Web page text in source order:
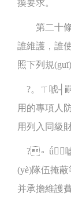
換要求。
第二十條人
誰維護，誰使
照下列規
?。ㄒ
用的專項人防
用列入同級財
?。ǘ┯嘘
(yè)隊伍掩蔽
并承擔維護費用